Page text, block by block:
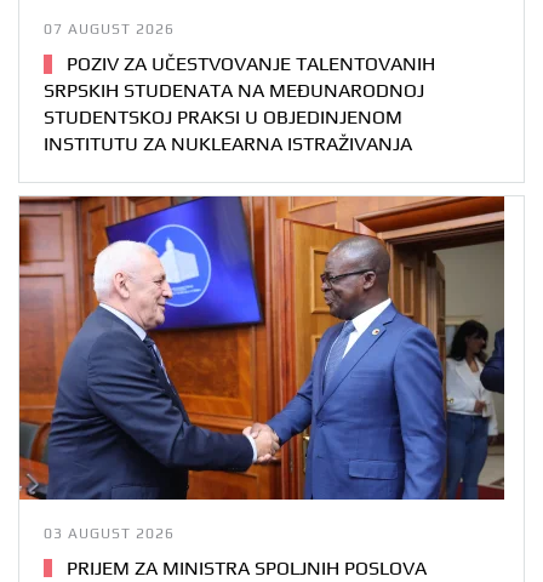
07 AUGUST 2026
POZIV ZA UČESTVOVANJE TALENTOVANIH
SRPSKIH STUDENATA NA MEĐUNARODNOJ
STUDENTSKOJ PRAKSI U OBJEDINJENOM
INSTITUTU ZA NUKLEARNA ISTRAŽIVANJA
03 AUGUST 2026
PRIJEM ZA MINISTRA SPOLJNIH POSLOVA